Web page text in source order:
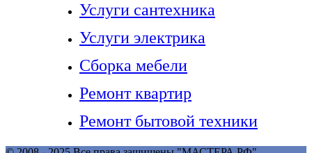
Услуги сантехника
Услуги электрика
Сборка мебели
Ремонт квартир
Ремонт бытовой техники